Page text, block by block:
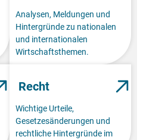
Analysen, Meldungen und
Hintergründe zu nationalen
und internationalen
Wirtschaftsthemen.
Recht
Wichtige Urteile,
Gesetzesänderungen und
rechtliche Hintergründe im